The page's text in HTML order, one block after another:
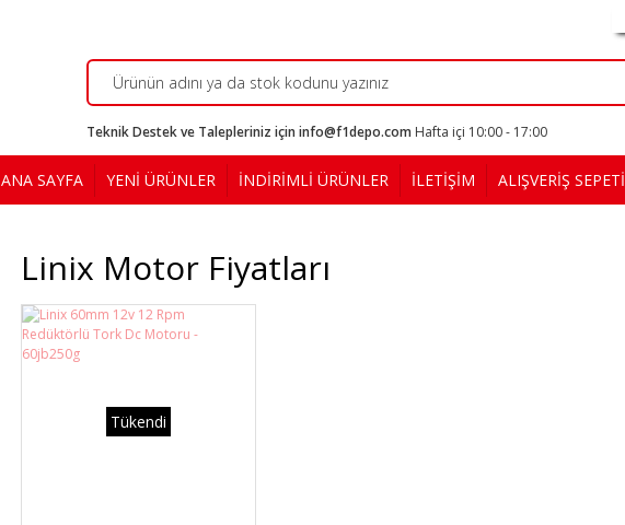
Teknik Destek ve Talepleriniz için info@f1depo.com Hafta içi 10:00 - 17:00
ANA SAYFA YENİ ÜRÜNLER İNDİRİMLİ ÜRÜNLER İLETİŞİM ALIŞVERİŞ SEPETİ
Linix Motor Fiyatları
Tükendi